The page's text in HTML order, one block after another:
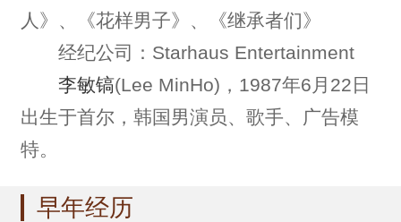
人》、《花样男子》、《继承者们》
经纪公司：Starhaus Entertainment
李敏镐(Lee MinHo)，1987年6月22日
出生于首尔，韩国男演员、歌手、广告模
特。
早年经历